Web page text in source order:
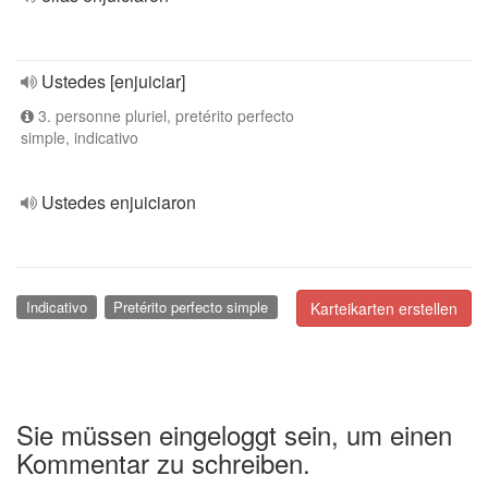
Ustedes [enjuiciar]
3. personne pluriel, pretérito perfecto
simple, indicativo
Ustedes enjuiciaron
Karteikarten erstellen
Indicativo Pretérito perfecto simple
Sie müssen eingeloggt sein, um einen
Kommentar zu schreiben.